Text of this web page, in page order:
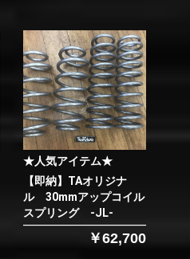
★人気アイテム★
【即納】TAオリジナ
ル 30mmアップコイル
スプリング -JL-
￥62,700